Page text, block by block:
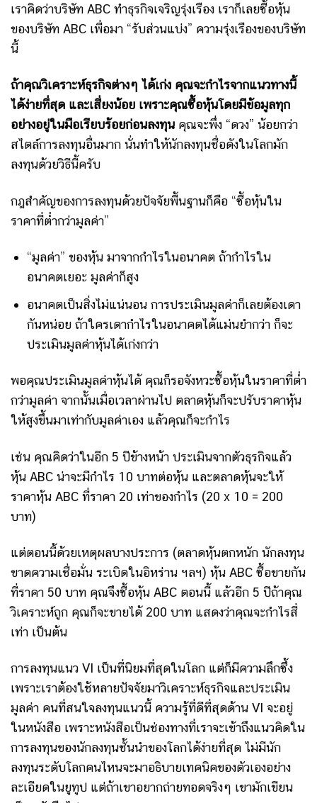
เราคิดว่าบริษัท ABC ทำธุรกิจเจริญรุ่งเรือง เราก็เลยซื้อหุ้น
ของบริษัท ABC เพื่อมา “รับส่วนแบ่ง” ความรุ่งเรืองของบริษัท
นี้
ถ้าคุณวิเคราะห์ธุรกิจต่างๆ ได้เก่ง คุณจะกำไรจากแนวทางนี้
ได้ง่ายที่สุด และเสี่ยงน้อย เพราะคุณซื้อหุ้นโดยมีข้อมูลทุก
อย่างอยู่ในมือเรียบร้อยก่อนลงทุน คุณจะพึ่ง “ดวง” น้อยกว่า
สไตล์การลงทุนอื่นมาก นั่นทำให้นักลงทุนชื่อดังในโลกมัก
ลงทุนด้วยวิธีนี้ครับ
กฎสำคัญของการลงทุนด้วยปัจจัยพื้นฐานก็คือ “ซื้อหุ้นใน
ราคาที่ต่ำกว่ามูลค่า”
“มูลค่า” ของหุ้น มาจากกำไรในอนาคต ถ้ากำไรใน
อนาคตเยอะ มูลค่าก็สูง
อนาคตเป็นสิ่งไม่แน่นอน การประเมินมูลค่าก็เลยต้องเดา
กันหน่อย ถ้าใครเดากำไรในอนาคตได้แม่นยำกว่า ก็จะ
ประเมินมูลค่าหุ้นได้เก่งกว่า
พอคุณประเมินมูลค่าหุ้นได้ คุณก็รอจังหวะซื้อหุ้นในราคาที่ต่ำ
กว่ามูลค่า จากนั้นเมื่อเวลาผ่านไป ตลาดหุ้นก็จะปรับราคาหุ้น
ให้สูงขึ้นมาเท่ากับมูลค่าเอง แล้วคุณก็จะกำไร
เช่น คุณคิดว่าในอีก 5 ปีข้างหน้า ประเมินจากตัวธุรกิจแล้ว
หุ้น ABC น่าจะมีกำไร 10 บาทต่อหุ้น และตลาดหุ้นจะให้
ราคาหุ้น ABC ที่ราคา 20 เท่าของกำไร (20 x 10 = 200
บาท)
แต่ตอนนี้ด้วยเหตุผลบางประการ (ตลาดหุ้นตกหนัก นักลงทุน
ขาดความเชื่อมั่น ระเบิดในอิหร่าน ฯลฯ) หุ้น ABC ซื้อขายกัน
ที่ราคา 50 บาท คุณจึงซื้อหุ้น ABC ตอนนี้ แล้วอีก 5 ปีถ้าคุณ
วิเคราะห์ถูก คุณก็จะขายได้ 200 บาท แสดงว่าคุณจะกำไรสี่
เท่า เป็นต้น
การลงทุนแนว VI เป็นที่นิยมที่สุดในโลก แต่ก็มีความลึกซึ้ง
เพราะเราต้องใช้หลายปัจจัยมาวิเคราะห์ธุรกิจและประเมิน
มูลค่า คนที่สนใจลงทุนแนวนี้ ความรู้ที่ดีที่สุดด้าน VI จะอยู่
ในหนังสือ เพราะหนังสือเป็นช่องทางที่เราจะเข้าถึงแนวคิดใน
การลงทุนของนักลงทุนชั้นนำของโลกได้ง่ายที่สุด ไม่มีนัก
ลงทุนระดับโลกคนไหนจะมาอธิบายเทคนิคของตัวเองอย่าง
ละเอียดในยูทูป แต่ถ้าเขาอยากถ่ายทอดจริงๆ เขามักเขียน